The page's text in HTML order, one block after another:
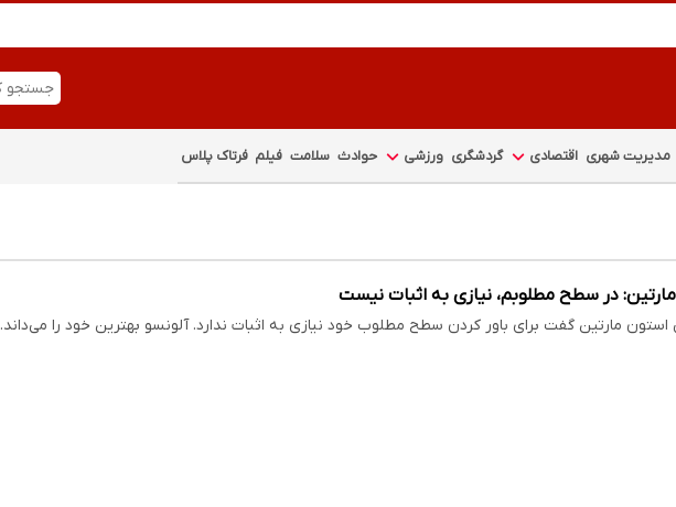
مدیریت شهری اقتصادی گردشگری ورزشی حوادث سلامت فیلم فرتاک پلاس
مارتین: در سطح مطلوبم، نیازی به اثبات نیست
استون مارتین گفت برای باور کردن سطح مطلوب خود نیازی به اثبات ندارد. آلونسو بهترین خود را می‌داند.